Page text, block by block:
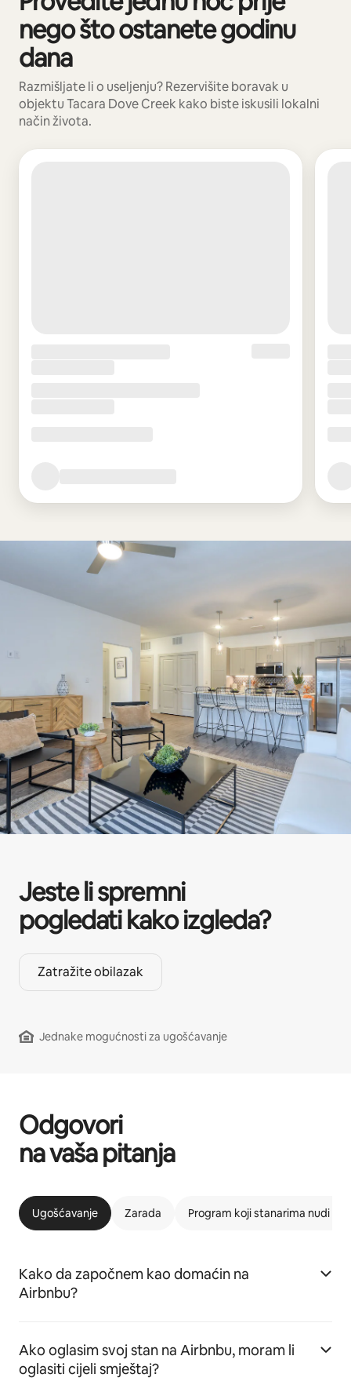
nego što ostanete godinu
dana
Razmišljate li o useljenju? Rezervišite boravak u
objektu Tacara Dove Creek kako biste iskusili lokalni
način života.
Jeste li spremni
pogledati kako izgleda?
Zatražite obilazak
Jednake mogućnosti za ugošćavanje
Odgovori
na vaša pitanja
Ugošćavanje Zarada Program koji stanarima nudi
Kako da započnem kao domaćin na
Airbnbu?
Ako oglasim svoj stan na Airbnbu, moram li
oglasiti cijeli smještaj?